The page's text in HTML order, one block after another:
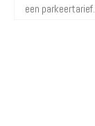
een